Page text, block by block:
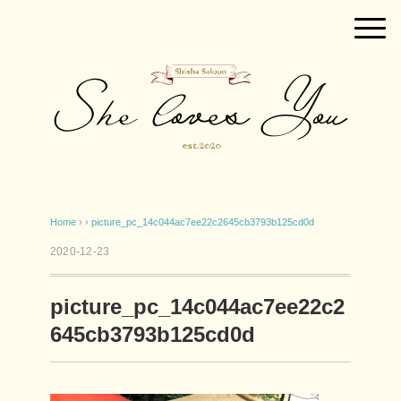
Home › › picture_pc_14c044ac7ee22c2645cb3793b125cd0d
2020-12-23
picture_pc_14c044ac7ee22c2
645cb3793b125cd0d